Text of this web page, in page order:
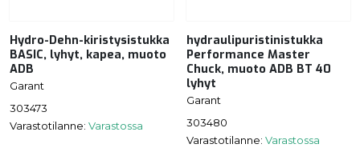
Hydro-Dehn-kiristysistukka
BASIC, lyhyt, kapea, muoto
ADB
Garant
303473
Varastotilanne: Varastossa
hydraulipuristinistukka
Performance Master
Chuck, muoto ADB BT 40
lyhyt
Garant
303480
Varastotilanne: Varastossa